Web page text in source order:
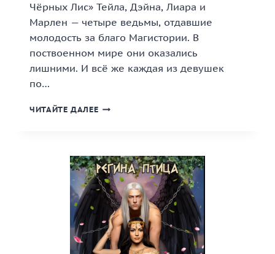
Чёрных Лис» Тейла, Дэйна, Лиара и
Марлен — четыре ведьмы, отдавшие
молодость за благо Магистории. В
поствоенном мире они оказались
лишними. И всё же каждая из девушек
по…
ЧИТАЙТЕ ДАЛЕЕ «ВЕДЬМЫ
КНИГА